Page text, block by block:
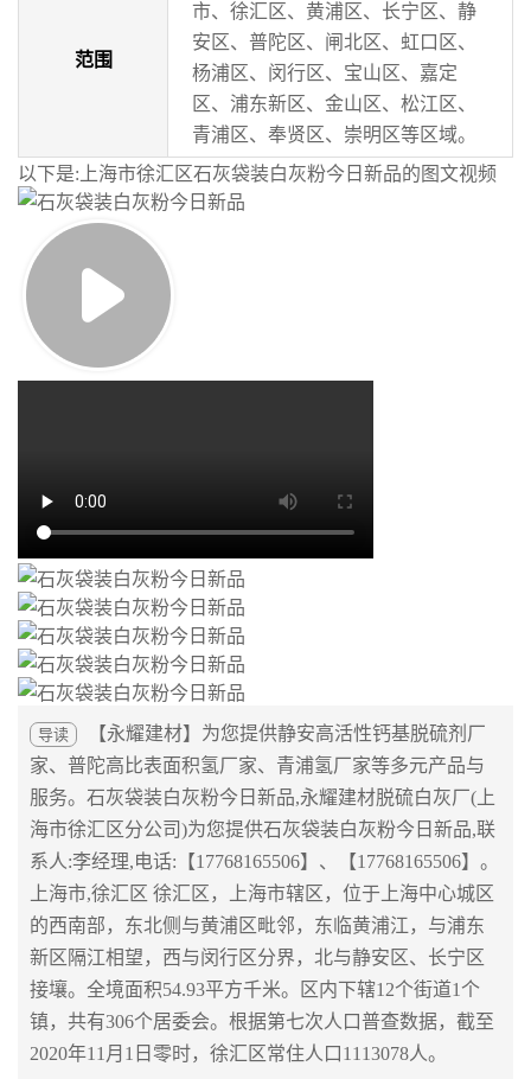
范围
市、徐汇区、 黄浦区、 长宁区、 静
安区、 普陀区、 闸北区、 虹口区、
杨浦区、 闵行区、 宝山区、 嘉定
区、 浦东新区、 金山区、 松江区、
青浦区、 奉贤区、 崇明区等区域。
以下是:上海市徐汇区石灰袋装白灰粉今日新品的图文视频
导读 【永耀建材】为您提供静安高活性钙基脱硫剂厂
家、 普陀高比表面积氢厂家、 青浦氢厂家等多元产品与
服务。 石灰袋装白灰粉今日新品,永耀建材脱硫白灰厂(上
海市徐汇区分公司)为您提供石灰袋装白灰粉今日新品,联
系人:李经理,电话: 【17768165506】、【17768165506】 。
上海市,徐汇区 徐汇区，上海市辖区，位于上海中心城区
的西南部，东北侧与黄浦区毗邻，东临黄浦江，与浦东
新区隔江相望，西与闵行区分界，北与静安区、长宁区
接壤。全境面积54.93平方千米。区内下辖12个街道1个
镇，共有306个居委会。根据第七次人口普查数据，截至
2020年11月1日零时，徐汇区常住人口1113078人。